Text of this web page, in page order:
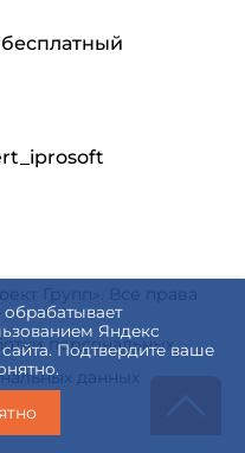
Яндекс
Подтвердите ваше
Групп». Все права
персональных
данных